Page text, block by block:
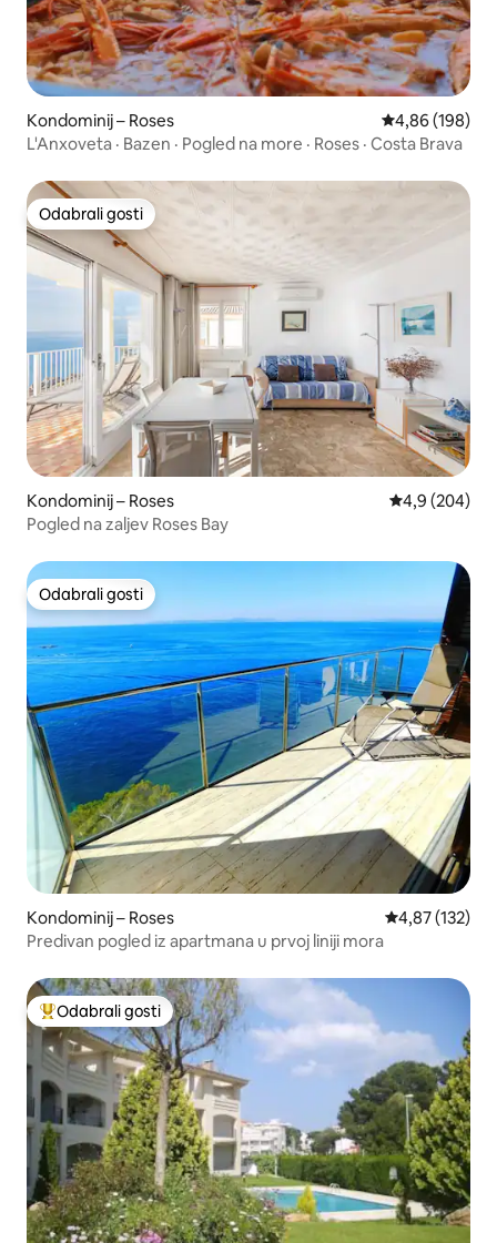
Kondominij – Roses Prosječna
4,86 (198)
L'Anxoveta · Bazen · Pogled na more · Roses · Costa Brava
Odabrali gosti
Odabrali gosti
Kondominij – Roses Prosječna
4,9 (204)
Pogled na zaljev Roses Bay
Odabrali gosti
Odabrali gosti
Kondominij – Roses Prosječna
4,87 (132)
Predivan pogled iz apartmana u prvoj liniji mora
Među najviše rangiranima s oznakom „Odabrali gosti”
Odabrali gosti